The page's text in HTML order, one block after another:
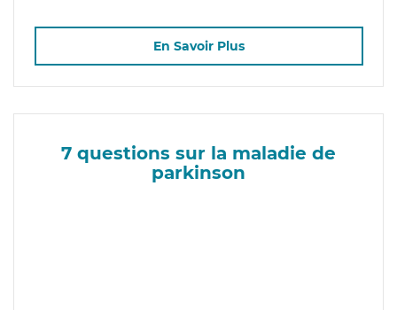
En Savoir Plus
7 questions sur la maladie de
parkinson